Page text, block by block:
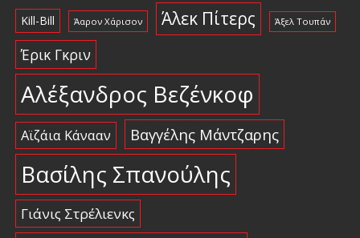
Kill-Bill Άαρον Χάρισον Άλεκ Πίτερς Άξελ Τουπάν
Έρικ Γκριν
Αλέξανδρος Βεζένκοφ
Αϊζάια Κάνααν Βαγγέλης Μάντζαρης
Βασίλης Σπανούλης
Γιάνις Στρέλιενκς